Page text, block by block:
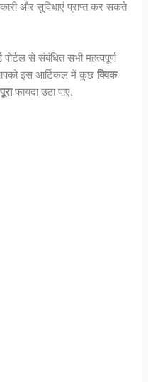
और सुविधाएं प्राप्त कर सकते
से संबंधित सभी महत्वपूर्ण
इस आर्टिकल में कुछक्विक
फायदा उठा पाए.